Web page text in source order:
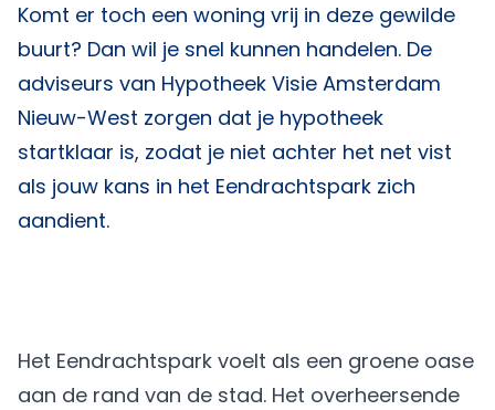
Komt er toch een woning vrij in deze gewilde
buurt? Dan wil je snel kunnen handelen. De
adviseurs van Hypotheek Visie Amsterdam
Nieuw-West zorgen dat je hypotheek
startklaar is, zodat je niet achter het net vist
als jouw kans in het Eendrachtspark zich
aandient.
Het Eendrachtspark voelt als een groene oase
aan de rand van de stad. Het overheersende